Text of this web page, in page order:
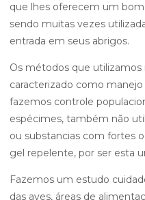
que lhes oferecem um
sendo muitas vezes
entrada em seus abrigos.
Os métodos que utilizamos
caracterizado como
fazemos controle
espécimes, também não
ou substancias com fortes
gel repelente, por ser esta
Fazemos um estudo
das aves, áreas de